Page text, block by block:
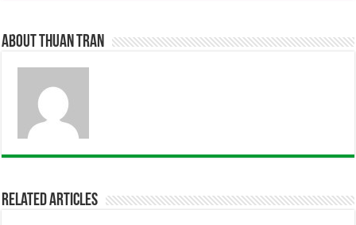
About Thuan Tran
Related Articles